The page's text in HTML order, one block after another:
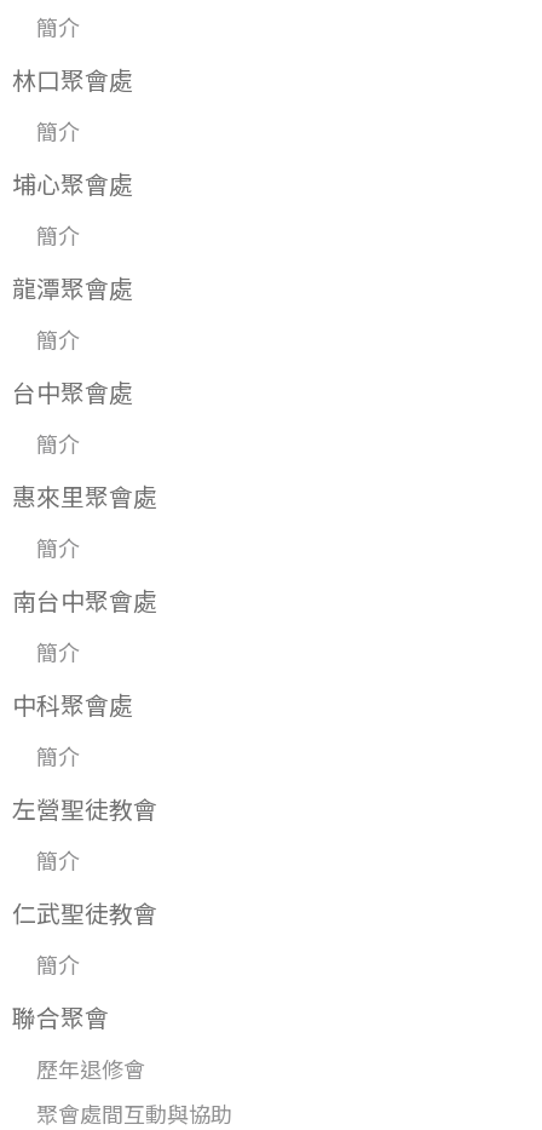
簡介
林口聚會處
簡介
埔心聚會處
簡介
龍潭聚會處
簡介
台中聚會處
簡介
惠來里聚會處
簡介
南台中聚會處
簡介
中科聚會處
簡介
左營聖徒教會
簡介
仁武聖徒教會
簡介
聯合聚會
歷年退修會
聚會處間互動與協助